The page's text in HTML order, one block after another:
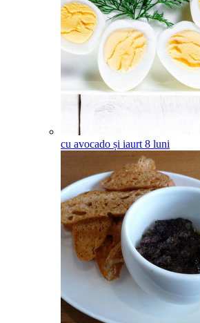
cu avocado și iaurt 8 luni